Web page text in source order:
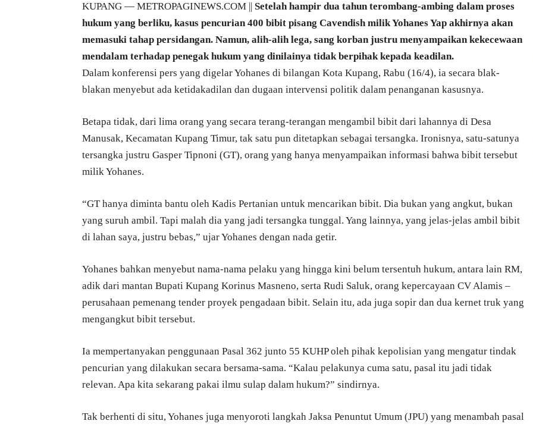
KUPANG — METROPAGINEWS.COM || Setelah hampir dua tahun terombang-ambing dalam proses
hukum yang berliku, kasus pencurian 400 bibit pisang Cavendish milik Yohanes Yap akhirnya akan
memasuki tahap persidangan. Namun, alih-alih lega, sang korban justru menyampaikan kekecewaan
mendalam terhadap penegak hukum yang dinilainya tidak berpihak kepada keadilan.
Dalam konferensi pers yang digelar Yohanes di bilangan Kota Kupang, Rabu (16/4), ia secara blak-
blakan menyebut ada ketidakadilan dan dugaan intervensi politik dalam penanganan kasusnya.
Betapa tidak, dari lima orang yang secara terang-terangan mengambil bibit dari lahannya di Desa
Manusak, Kecamatan Kupang Timur, tak satu pun ditetapkan sebagai tersangka. Ironisnya, satu-satunya
tersangka justru Gasper Tipnoni (GT), orang yang hanya menyampaikan informasi bahwa bibit tersebut
milik Yohanes.
“GT hanya diminta bantu oleh Kadis Pertanian untuk mencarikan bibit. Dia bukan yang angkut, bukan
yang suruh ambil. Tapi malah dia yang jadi tersangka tunggal. Yang lainnya, yang jelas-jelas ambil bibit
di lahan saya, justru bebas,” ujar Yohanes dengan nada getir.
Yohanes bahkan menyebut nama-nama pelaku yang hingga kini belum tersentuh hukum, antara lain RM,
adik dari mantan Bupati Kupang Korinus Masneno, serta Rudi Saluk, orang kepercayaan CV Alamis –
perusahaan pemenang tender proyek pengadaan bibit. Selain itu, ada juga sopir dan dua kernet truk yang
mengangkut bibit tersebut.
Ia mempertanyakan penggunaan Pasal 362 junto 55 KUHP oleh pihak kepolisian yang mengatur tindak
pencurian yang dilakukan secara bersama-sama. “Kalau pelakunya cuma satu, pasal itu jadi tidak
relevan. Apa kita sekarang pakai ilmu sulap dalam hukum?” sindirnya.
Tak berhenti di situ, Yohanes juga menyoroti langkah Jaksa Penuntut Umum (JPU) yang menambah pasal